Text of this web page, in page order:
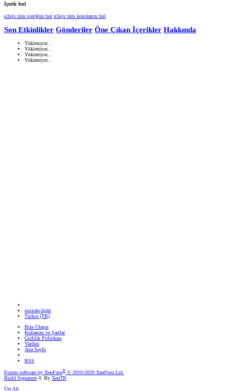
İçerik bul
n3ujx tüm içeriğini bul n3ujx tüm konularını bul
Son Etkinlikler Gönderiler Öne Çıkan İçerikler Hakkında
Yükleniyor...
Yükleniyor...
Yükleniyor...
Yükleniyor...
osxinfo-light
Turkce (TR)
Bize Ulaşın
Kullanım ve Şartlar
Gizlilik Politikası
Yardım
Ana Sayfa
RSS
Forum software by XenForo® © 2010-2020 XenForo Ltd.
Build Signature © By XenTR
ÜstAlt